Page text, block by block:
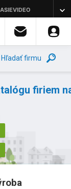
Hľadať firmu
firiem